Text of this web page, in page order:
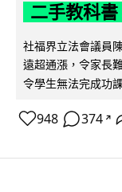
二手教科
社福界立法會議員
遠超通漲，令家長
令學生無法完成功
948 374 ↗